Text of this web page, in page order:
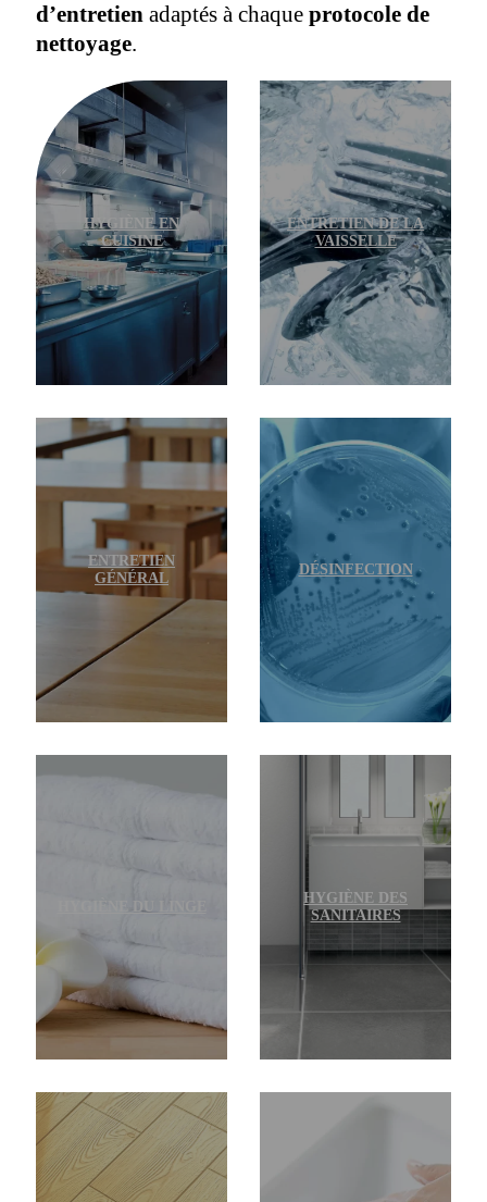
d’entretien adaptés à chaque protocole de
nettoyage.
HYGIÈNE EN
CUISINE
ENTRETIEN DE LA
VAISSELLE
ENTRETIEN
GÉNÉRAL
DÉSINFECTION
HYGIÈNE DU LINGE
HYGIÈNE DES
SANITAIRES